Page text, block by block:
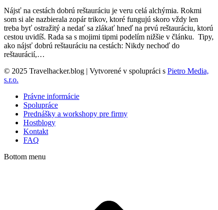
Nájsť na cestách dobrú reštauráciu je veru celá alchýmia. Rokmi
som si ale nazbierala zopár trikov, ktoré fungujú skoro vždy len
treba byť ostražitý a nedať sa zlákať hneď na prvú reštauráciu, ktorú
cestou uvidíš. Rada sa s mojimi tipmi podelím nižšie v článku. Tipy,
ako nájsť dobrú reštauráciu na cestách: Nikdy nechoď do
reštaurácií,…
© 2025 Travelhacker.blog | Vytvorené v spolupráci s Pietro Media,
s.r.o.
Právne informácie
Spolupráce
Prednášky a workshopy pre firmy
Hostblogy
Kontakt
FAQ
Bottom menu